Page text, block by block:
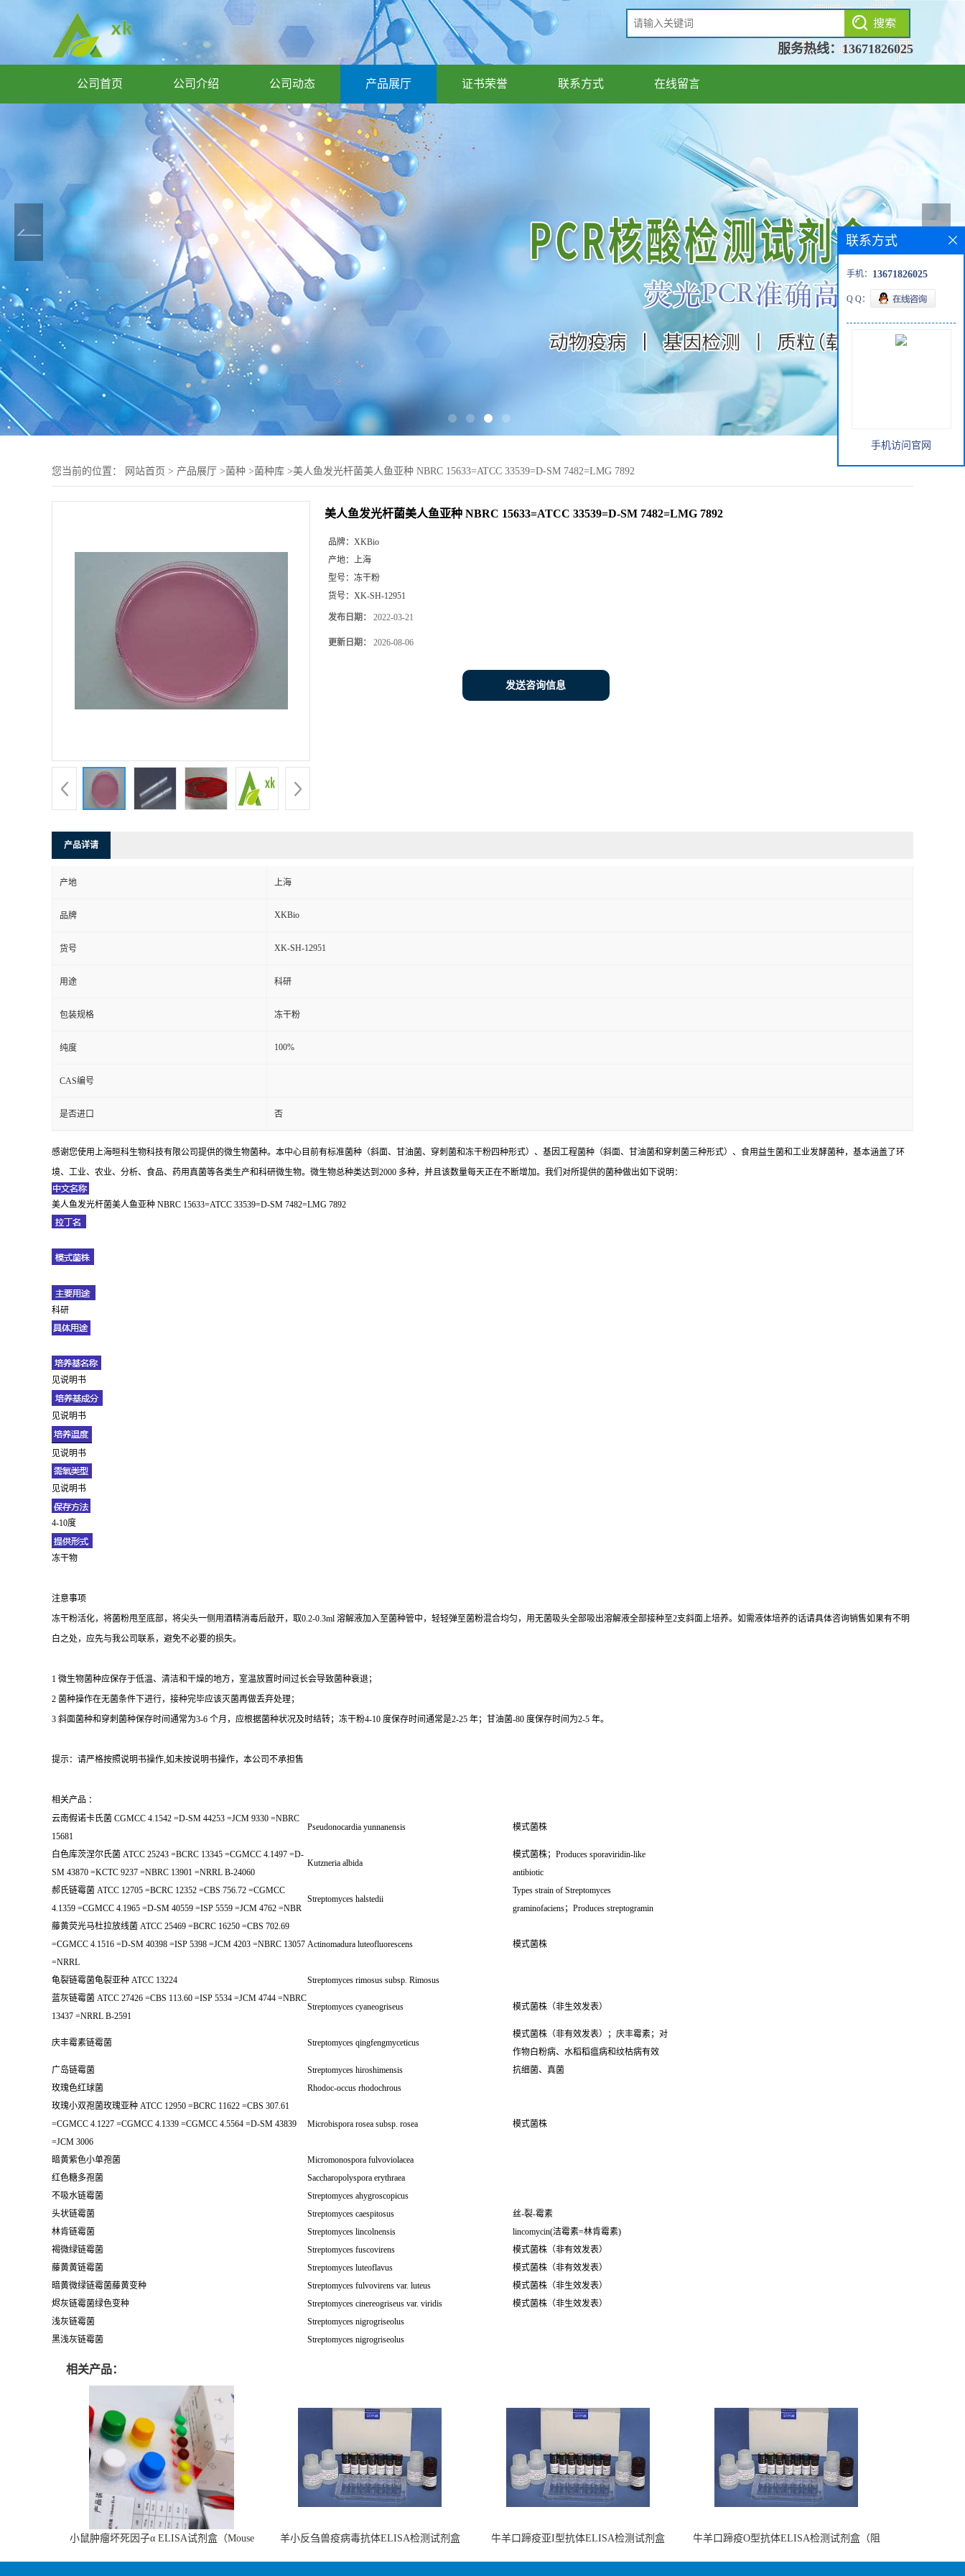
服务热线：13671826025
公司首页 公司介绍 公司动态 产品展厅 证书荣誉 联系方式 在线留言
您当前的位置： 网站首页 > 产品展厅 >菌种 >菌种库 >美人鱼发光杆菌美人鱼亚种 NBRC 15633=ATCC 33539=D-SM 7482=LMG 7892
美人鱼发光杆菌美人鱼亚种 NBRC 15633=ATCC 33539=D-SM 7482=LMG 7892
品牌： XKBio
产地： 上海
型号： 冻干粉
货号： XK-SH-12951
发布日期： 2022-03-21
更新日期： 2026-08-06
发送咨询信息
产品详请
产地 上海
品牌 XKBio
货号 XK-SH-12951
用途 科研
包装规格 冻干粉
纯度 100%
CAS编号
是否进口 否
感谢您使用上海晅科生物科技有限公司提供的微生物菌种。本中心目前有标准菌种（斜面、甘油菌、穿刺菌和冻干粉四种形式）、基因工程菌种（斜面、甘油菌和穿刺菌三种形式）、食用益生菌和工业发酵菌种，基本涵盖了环
境、工业、农业、分析、食品、药用真菌等各类生产和科研微生物。微生物总种类达到2000 多种，并且该数量每天正在不断增加。我们对所提供的菌种做出如下说明：
美人鱼发光杆菌美人鱼亚种 NBRC 15633=ATCC 33539=D-SM 7482=LMG 7892
科研
见说明书
见说明书
见说明书
见说明书
4-10度
冻干物
注意事项
冻干粉活化，将菌粉甩至底部，将尖头一侧用酒精消毒后敲开，取0.2-0.3ml 溶解液加入至菌种管中，轻轻弹至菌粉混合均匀，用无菌吸头全部吸出溶解液全部接种至2支斜面上培养。如需液体培养的话请具体咨询销售如果有不明
白之处，应先与我公司联系，避免不必要的损失。
1 微生物菌种应保存于低温、清洁和干燥的地方，室温放置时间过长会导致菌种衰退；
2 菌种操作在无菌条件下进行，接种完毕应该灭菌再做丢弃处理；
3 斜面菌种和穿刺菌种保存时间通常为3-6 个月，应根据菌种状况及时结转；冻干粉4-10 度保存时间通常是2-25 年；甘油菌-80 度保存时间为2-5 年。
提示：请严格按照说明书操作,如未按说明书操作，本公司不承担售
相关产品 ：
云南假诺卡氏菌 CGMCC 4.1542 =D-SM 44253 =JCM 9330 =NBRC
15681
Pseudonocardia yunnanensis 模式菌株
白色库茨涅尔氏菌 ATCC 25243 =BCRC 13345 =CGMCC 4.1497 =D-
SM 43870 =KCTC 9237 =NBRC 13901 =NRRL B-24060
Kutzneria albida
模式菌株；Produces sporaviridin-like
antibiotic
郝氏链霉菌 ATCC 12705 =BCRC 12352 =CBS 756.72 =CGMCC
4.1359 =CGMCC 4.1965 =D-SM 40559 =ISP 5559 =JCM 4762 =NBR
Streptomyces halstedii
Types strain of Streptomyces
graminofaciens；Produces streptogramin
藤黄荧光马杜拉放线菌 ATCC 25469 =BCRC 16250 =CBS 702.69
=CGMCC 4.1516 =D-SM 40398 =ISP 5398 =JCM 4203 =NBRC 13057
=NRRL
Actinomadura luteofluorescens 模式菌株
龟裂链霉菌龟裂亚种 ATCC 13224
Streptomyces rimosus subsp. Rimosus
蓝灰链霉菌 ATCC 27426 =CBS 113.60 =ISP 5534 =JCM 4744 =NBRC
13437 =NRRL B-2591
Streptomyces cyaneogriseus 模式菌株（非生效发表）
庆丰霉素链霉菌 Streptomyces qingfengmyceticus
模式菌株（非有效发表）；庆丰霉素；对
作物白粉病、水稻稻瘟病和纹枯病有效
广岛链霉菌
Streptomyces hiroshimensis
抗细菌、真菌
玫瑰色红球菌
Rhodoc-occus rhodochrous
玫瑰小双孢菌玫瑰亚种 ATCC 12950 =BCRC 11622 =CBS 307.61
=CGMCC 4.1227 =CGMCC 4.1339 =CGMCC 4.5564 =D-SM 43839
=JCM 3006
Microbispora rosea subsp. rosea 模式菌株
暗黄紫色小单孢菌
Micromonospora fulvoviolacea
红色糖多孢菌
Saccharopolyspora erythraea
不吸水链霉菌
Streptomyces ahygroscopicus
头状链霉菌
Streptomyces caespitosus
丝-裂-霉素
林肯链霉菌
Streptomyces lincolnensis
lincomycin(洁霉素=林肯霉素)
褐微绿链霉菌
Streptomyces fuscovirens
模式菌株（非有效发表）
藤黄黄链霉菌
Streptomyces luteoflavus
模式菌株（非有效发表）
暗黄微绿链霉菌藤黄变种
Streptomyces fulvovirens var. luteus
模式菌株（非生效发表）
烬灰链霉菌绿色变种
Streptomyces cinereogriseus var. viridis
模式菌株（非生效发表）
浅灰链霉菌
Streptomyces nigrogriseolus
黑浅灰链霉菌
Streptomyces nigrogriseolus
相关产品：
小鼠肿瘤坏死因子α ELISA试剂盒（Mouse
羊小反刍兽疫病毒抗体ELISA检测试剂盒
牛羊口蹄疫亚I型抗体ELISA检测试剂盒
牛羊口蹄疫O型抗体ELISA检测试剂盒（阻
联系方式
手机： 13671826025
Q Q：
手机访问官网